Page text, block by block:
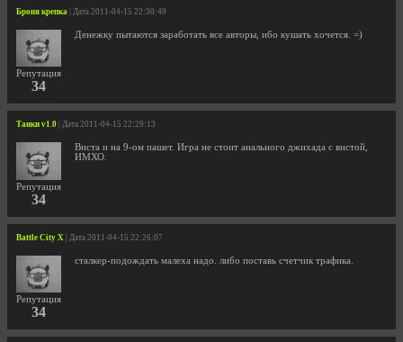
Броня крепка | Дата 2011-04-15 22:30:49
Репутация
34
Денежку пытаются заработать все авторы, ибо кушать хочется. =)
Танки v1.0 | Дата 2011-04-15 22:29:13
Репутация
34
Виста и на 9-ом пашет. Игра не стоит анального джихада с вистой,
ИМХО.
Battle City X | Дата 2011-04-15 22:26:07
Репутация
34
сталкер-подождать малеха надо. либо поставь счетчик трафика.